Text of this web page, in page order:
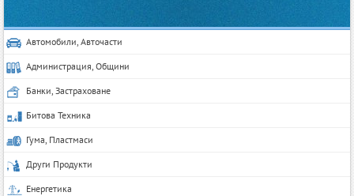
Автомобили, Авточасти
Администрация, Общини
Банки, Застраховане
Битова Техника
Гума, Пластмаси
Други Продукти
Енергетика